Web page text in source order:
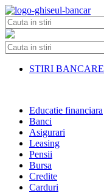
Skip
to
content
STIRI BANCARE
Educatie financiara
Banci
Asigurari
Leasing
Pensii
Bursa
Credite
Carduri